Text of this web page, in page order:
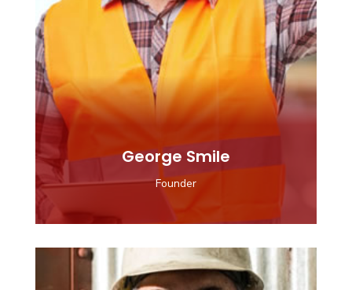
George Smile
Founder